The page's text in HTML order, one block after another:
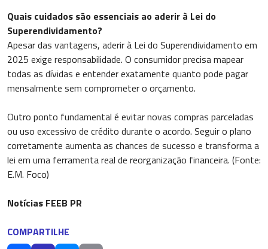
Quais cuidados são essenciais ao aderir à Lei do
Superendividamento?
Apesar das vantagens, aderir à Lei do Superendividamento em
2025 exige responsabilidade. O consumidor precisa mapear
todas as dívidas e entender exatamente quanto pode pagar
mensalmente sem comprometer o orçamento.
Outro ponto fundamental é evitar novas compras parceladas
ou uso excessivo de crédito durante o acordo. Seguir o plano
corretamente aumenta as chances de sucesso e transforma a
lei em uma ferramenta real de reorganização financeira. (Fonte:
E.M. Foco)
Notícias FEEB PR
COMPARTILHE